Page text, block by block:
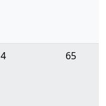
4 65